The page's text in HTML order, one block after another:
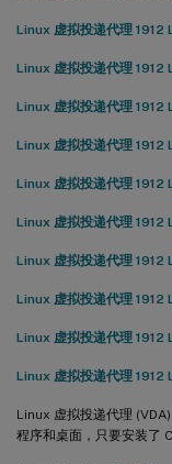
Linux 虚拟投递代理 1912
Linux 虚拟投递代理 1912
Linux 虚拟投递代理 1912
Linux 虚拟投递代理 1912
Linux 虚拟投递代理 1912
Linux 虚拟投递代理 1912
Linux 虚拟投递代理 1912
Linux 虚拟投递代理 1912
Linux 虚拟投递代理 1912
Linux 虚拟投递代理 1912
Linux 虚拟投递代理
程序和桌面，只要安装了